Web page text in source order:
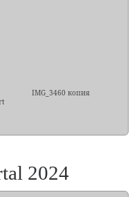
IMG_3460 копия
2024